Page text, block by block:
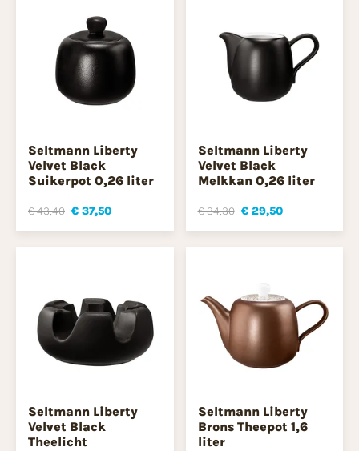
Seltmann Liberty
Velvet Black
Suikerpot 0,26 liter
€ 43,40 € 37,50
Seltmann Liberty
Velvet Black
Melkkan 0,26 liter
€ 34,30 € 29,50
Seltmann Liberty
Velvet Black
Theelicht
Seltmann Liberty
Brons Theepot 1,6
liter